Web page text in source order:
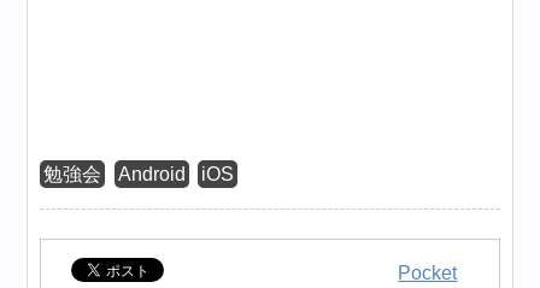
勉強会 Android iOS
Pocket